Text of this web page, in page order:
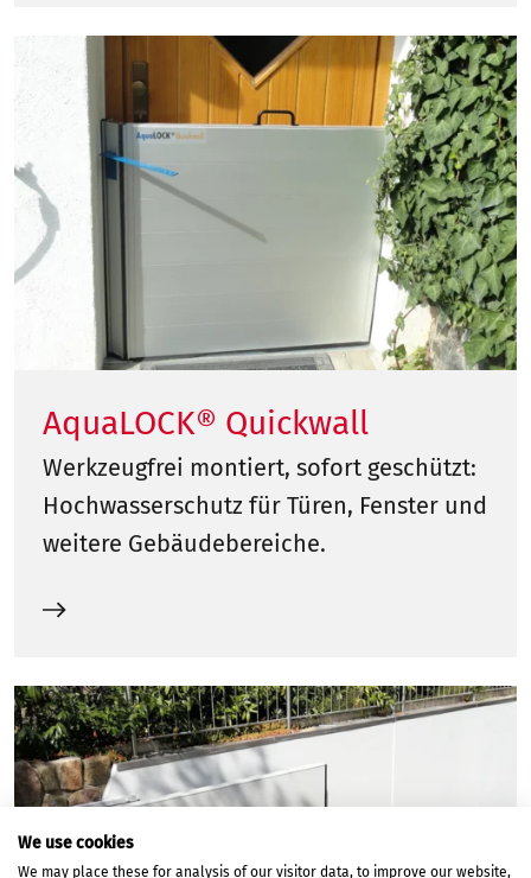
AquaLOCK® Quickwall
Werkzeugfrei montiert, sofort geschützt:
Hochwasserschutz für Türen, Fenster und
weitere Gebäudebereiche.
We use cookies
We may place these for analysis of our visitor data, to improve our website,